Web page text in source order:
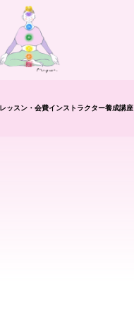
レッスン・会費インストラクター養成講座